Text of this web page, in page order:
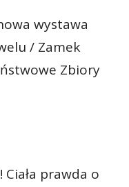
wystawa
/ Zamek
Zbiory
Ciała prawda o